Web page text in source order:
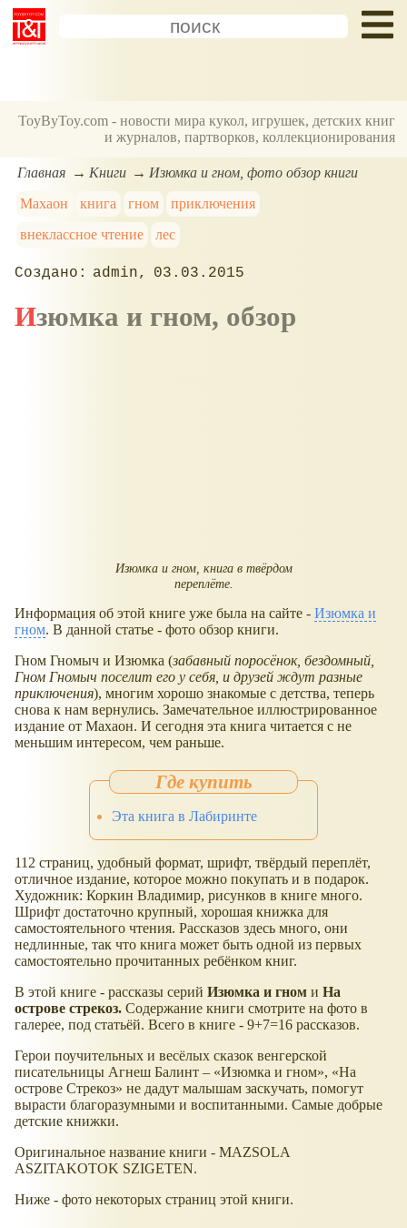
ToyByToy.com - новости мира кукол, игрушек, детских книг
и журналов, партворков, коллекционирования
Главная Книги
Изюмка и гном, фото обзор книги
Махаон
книга гном
приключения
внеклассное чтение
лес
admin 03.03.2015
Изюмка и гном, обзор
Изюмка и гном, книга в твёрдом
переплёте.
Информация об этой книге уже была на сайте - Изюмка и
гном. В данной статье - фото обзор книги.
Гном Гномыч и Изюмка (забавный поросёнок, бездомный,
Гном Гномыч поселит его у себя, и друзей ждут разные
приключения), многим хорошо знакомые с детства, теперь
снова к нам вернулись. Замечательное иллюстрированное
издание от Махаон. И сегодня эта книга читается с не
меньшим интересом, чем раньше.
Эта книга в Лабиринте
112 страниц, удобный формат, шрифт, твёрдый переплёт,
отличное издание, которое можно покупать и в подарок.
Художник: Коркин Владимир, рисунков в книге много.
Шрифт достаточно крупный, хорошая книжка для
самостоятельного чтения. Рассказов здесь много, они
недлинные, так что книга может быть одной из первых
самостоятельно прочитанных ребёнком книг.
В этой книге - рассказы серий Изюмка и гном и На
острове стрекоз. Содержание книги смотрите на фото в
галерее, под статьёй. Всего в книге - 9+7=16 рассказов.
Герои поучительных и весёлых сказок венгерской
писательницы Агнеш Балинт –
Изюмка и гном ,
На
острове Cтрекоз
не дадут малышам заскучать, помогут
вырасти благоразумными и воспитанными. Самые добрые
детские книжки.
Оригинальное название книги - MAZSOLA
ASZITAKOTOK SZIGETEN.
Ниже - фото некоторых страниц этой книги.